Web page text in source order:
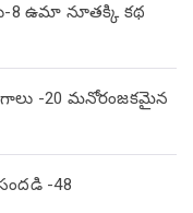
8 ఉమా నూతక్కి కథ
-20 మనోరంజకమైన
-48